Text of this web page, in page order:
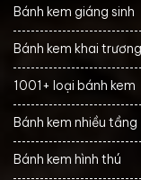
Bánh kem giáng sinh
Bánh kem khai trương
1001+ loại bánh kem
Bánh kem nhiều tầng
Bánh kem hình thú